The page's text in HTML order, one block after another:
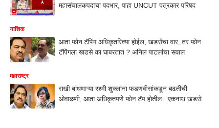
महासंचालकपदाचा पदभार, पाहा UNCUT पत्रकार परिषद
नाशिक
आता फोन टॅपिंग अधिकृतरित्या होईल, खडसेंचा वार, तर फोन
टॅपिंगला खडसे का घाबरतात ? अनिल पाटलांचा सवाल
महाराष्ट्र
राखी बांधणाऱ्या रश्मी शुक्लांना फडणवीसांकडून बढतीची
ओवाळणी, आता अधिकृतपणे फोन टॅप होतील : एकनाथ खडसे